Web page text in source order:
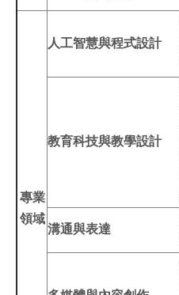
專業
領域
人工智慧與程式設計
教育科技與教學設計
溝通與表達